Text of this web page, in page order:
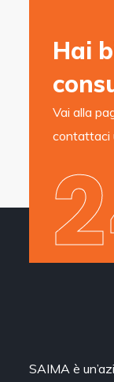
Hai
Vai alla
contattaci
SAIMA è